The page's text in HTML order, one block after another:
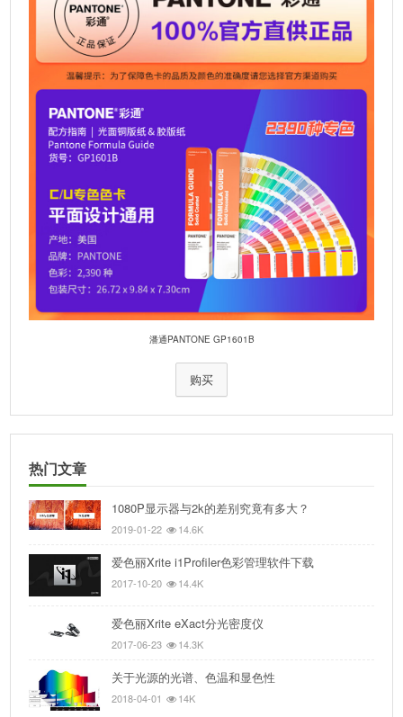
潘通PANTONE GP1601B
购买
热门文章
1080P显示器与2k的差别究竟有多大？
2019-01-22 14.6K
爱色丽Xrite i1Profiler色彩管理软件下载
2017-10-20 14.4K
爱色丽Xrite eXact分光密度仪
2017-06-23 14.3K
关于光源的光谱、色温和显色性
2018-04-01 14K